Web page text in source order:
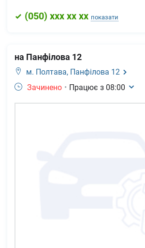
(050) xxx xx xx показати
на Панфілова 12
м. Полтава, Панфілова 12
Зачинено • Працює з 08:00